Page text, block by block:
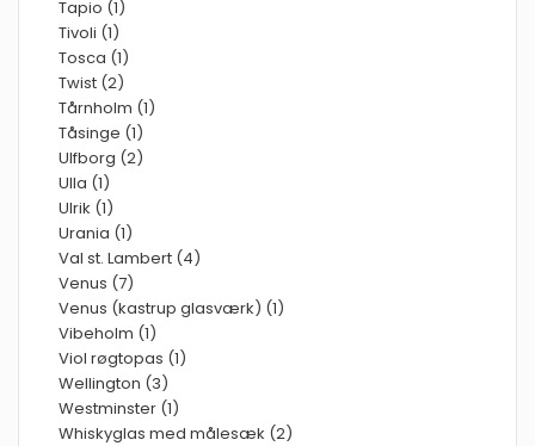
Tapio (1)
Tivoli (1)
Tosca (1)
Twist (2)
Tårnholm (1)
Tåsinge (1)
Ulfborg (2)
Ulla (1)
Ulrik (1)
Urania (1)
Val st. Lambert (4)
Venus (7)
Venus (kastrup glasværk) (1)
Vibeholm (1)
Viol røgtopas (1)
Wellington (3)
Westminster (1)
Whiskyglas med målesæk (2)